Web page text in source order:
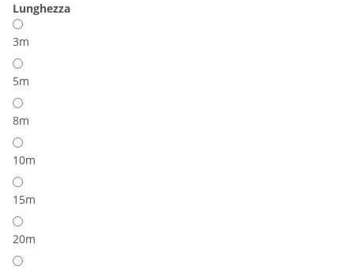
Lunghezza
3m
5m
8m
10m
15m
20m